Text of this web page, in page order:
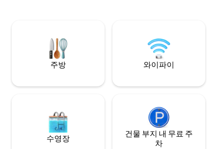
there is a space here that offers a
breathtaking view of the Valley of the
주방 와이파이
수영장
건물 부지 내 무료 주
차